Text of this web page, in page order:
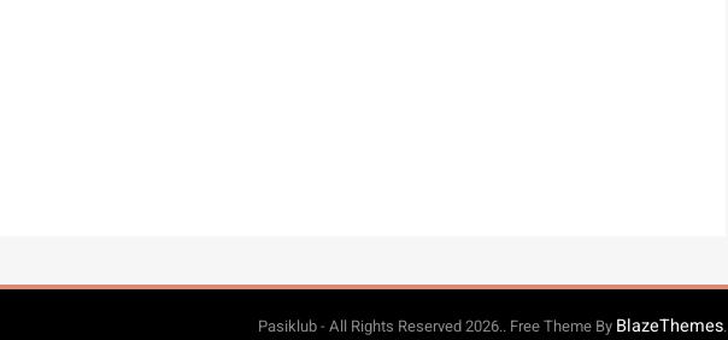
Pasiklub - All Rights Reserved 2026.. Free Theme By BlazeThemes.